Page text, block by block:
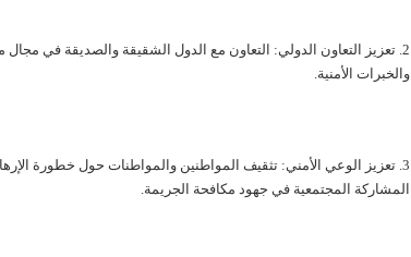
2. تعزيز التعاون الدولي: التعاون مع الدول الشقيقة والصديقة في مجال
والخبرات الأمنية.
3. تعزيز الوعي الأمني: تثقيف المواطنين والمواطنات حول خطورة
المشاركة المجتمعية في جهود مكافحة الجريمة.